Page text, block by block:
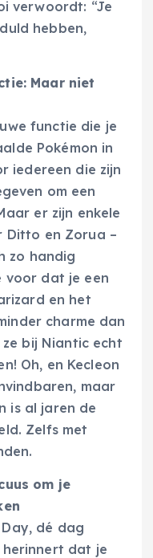
verwoordt: “Je
hebben,
Maar niet
functie die je
Pokémon in
iedereen die zijn
om een
er zijn enkele
Ditto en Zorua –
zo handig
voor dat je een
en het
charme dan
bij Niantic echt
Oh, en Kecleon
maar
is al jaren de
Zelfs met
om je
dé dag
dat je